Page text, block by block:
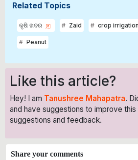
Related Topics
କୃଷି ଖବର Zaid crop irrigation
Peanut
Like this article?
Hey! I am Tanushree Mahapatra.
and have suggestions to improve this
suggestions and feedback.
Share your comments